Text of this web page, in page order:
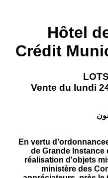
Hôtel
Crédit
Vente du lundi
En vertu
de Grande Instance
réalisation d'objets
ministère des